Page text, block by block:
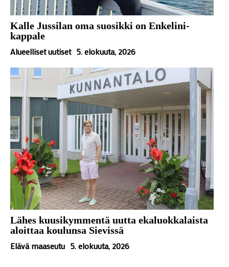
Kalle Jussilan oma suosikki on Enkelini-
kappale
Alueelliset uutiset 5. elokuuta, 2026
Lähes kuusikymmentä uutta ekaluokkalaista
aloittaa koulunsa Sievissä
Elävä maaseutu 5. elokuuta, 2026